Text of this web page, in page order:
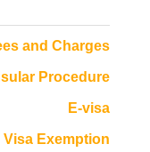
and Charges
Procedure
E-visa
Visa Exemption